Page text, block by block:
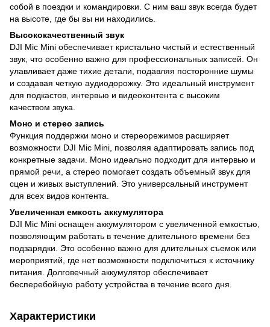
собой в поездки и командировки. С ним ваш звук всегда будет
на высоте, где бы вы ни находились.
Высококачественный звук
DJI Mic Mini обеспечивает кристально чистый и естественный
звук, что особенно важно для профессиональных записей. Он
улавливает даже тихие детали, подавляя посторонние шумы
и создавая четкую аудиодорожку. Это идеальный инструмент
для подкастов, интервью и видеоконтента с высоким
качеством звука.
Моно и стерео запись
Функция поддержки моно и стереорежимов расширяет
возможности DJI Mic Mini, позволяя адаптировать запись под
конкретные задачи. Моно идеально подходит для интервью и
прямой речи, а стерео помогает создать объемный звук для
сцен и живых выступлений. Это универсальный инструмент
для всех видов контента.
Увеличенная емкость аккумулятора
DJI Mic Mini оснащен аккумулятором с увеличенной емкостью,
позволяющим работать в течение длительного времени без
подзарядки. Это особенно важно для длительных съемок или
мероприятий, где нет возможности подключиться к источнику
питания. Долговечный аккумулятор обеспечивает
бесперебойную работу устройства в течение всего дня.
Характеристики